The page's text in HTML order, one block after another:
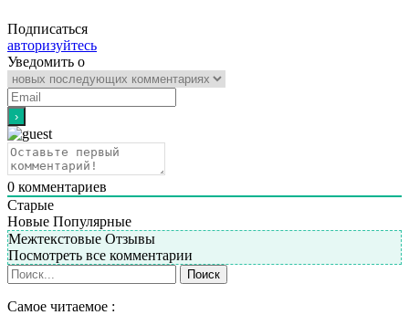
Подписаться
авторизуйтесь
Уведомить о
0 комментариев
Старые
Новые Популярные
Межтекстовые Отзывы
Посмотреть все комментарии
Самое читаемое :